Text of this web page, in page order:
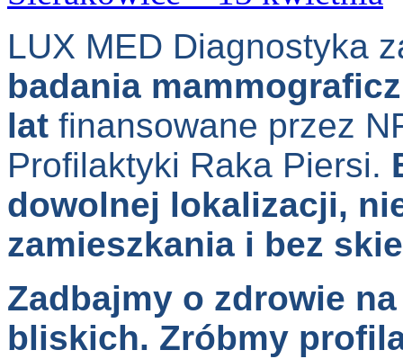
LUX MED Diagnostyka
badania
lat finansowane przez
Profilaktyki Raka Piersi.
dowolnej lokalizacji,
zamieszkania i bez
Zadbajmy o zdrowie
bliskich. Zróbmy